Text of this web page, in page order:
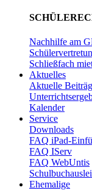
Nachhilfe am
Schließfach
Aktuelles
Aktuelle
Kalender
Service
Downloads
FAQ iPad-
FAQ IServ
FAQ WebUntis
Ehemalige